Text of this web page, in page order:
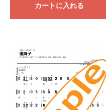
カートに入れる